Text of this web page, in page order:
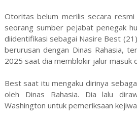
Otoritas belum merilis secara resmi
seorang sumber pejabat penegak
diidentifikasi sebagai Nasire Best
berurusan dengan Dinas Rahasia,
2025 saat dia memblokir jalur masuk
Best saat itu mengaku dirinya
oleh Dinas Rahasia. Dia lalu
Washington untuk pemeriksaan